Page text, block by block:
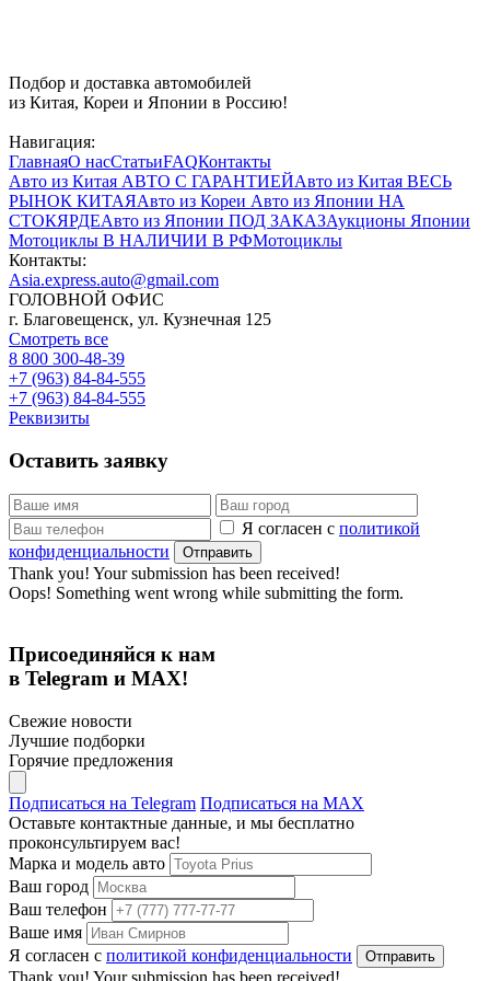
Подбор и доставка автомобилей
из Китая, Кореи и Японии в Россию!
Навигация:
ГлавнаяО насСтатьиFAQКонтакты
Авто из Китая АВТО С ГАРАНТИЕЙАвто из Китая ВЕСЬ
РЫНОК КИТАЯАвто из Кореи Авто из Японии НА
СТОКЯРДЕАвто из Японии ПОД ЗАКАЗАукционы Японии
Мотоциклы В НАЛИЧИИ В РФМотоциклы
Контакты:
Asia.express.auto@gmail.com
ГОЛОВНОЙ ОФИС
г. Благовещенск, ул. Кузнечная 125
Смотреть все
8 800 300-48-39
+7 (963) 84-84-555
+7 (963) 84-84-555
Реквизиты
Оставить заявку
Я согласен с политикой
конфиденциальности
Thank you! Your submission has been received!
Oops! Something went wrong while submitting the form.
Присоединяйся к нам
в Telegram и MAX!
Свежие новости
Лучшие подборки
Горячие предложения
Подписаться на Telegram Подписаться на MAX
Оставьте контактные данные, и мы бесплатно
проконсультируем вас!
Марка и модель авто
Ваш город
Ваш телефон
Ваше имя
Я согласен с политикой конфиденциальности